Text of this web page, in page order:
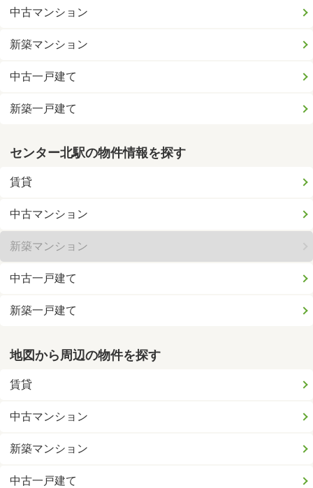
中古マンション
新築マンション
中古一戸建て
新築一戸建て
センター北駅の物件情報を探す
賃貸
中古マンション
新築マンション
中古一戸建て
新築一戸建て
地図から周辺の物件を探す
賃貸
中古マンション
新築マンション
中古一戸建て